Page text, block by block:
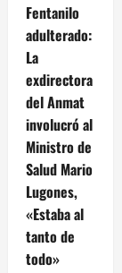
Fentanilo
adulterado:
La
exdirectora
del Anmat
involucró al
Ministro de
Salud Mario
Lugones,
«Estaba al
tanto de
todo»